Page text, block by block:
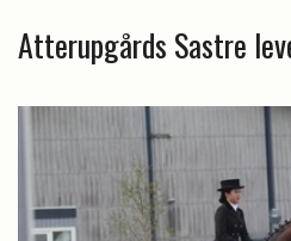
Atterupgårds Sastre